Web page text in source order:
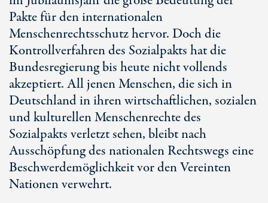
Pakte für den internationalen
Menschenrechtsschutz hervor. Doch die
Kontrollverfahren des Sozialpakts hat die
Bundesregierung bis heute nicht vollends
akzeptiert. All jenen Menschen, die sich in
Deutschland in ihren wirtschaftlichen, sozialen
und kulturellen Menschenrechte des
Sozialpakts verletzt sehen, bleibt nach
Ausschöpfung des nationalen Rechtswegs eine
Beschwerdemöglichkeit vor den Vereinten
Nationen verwehrt.